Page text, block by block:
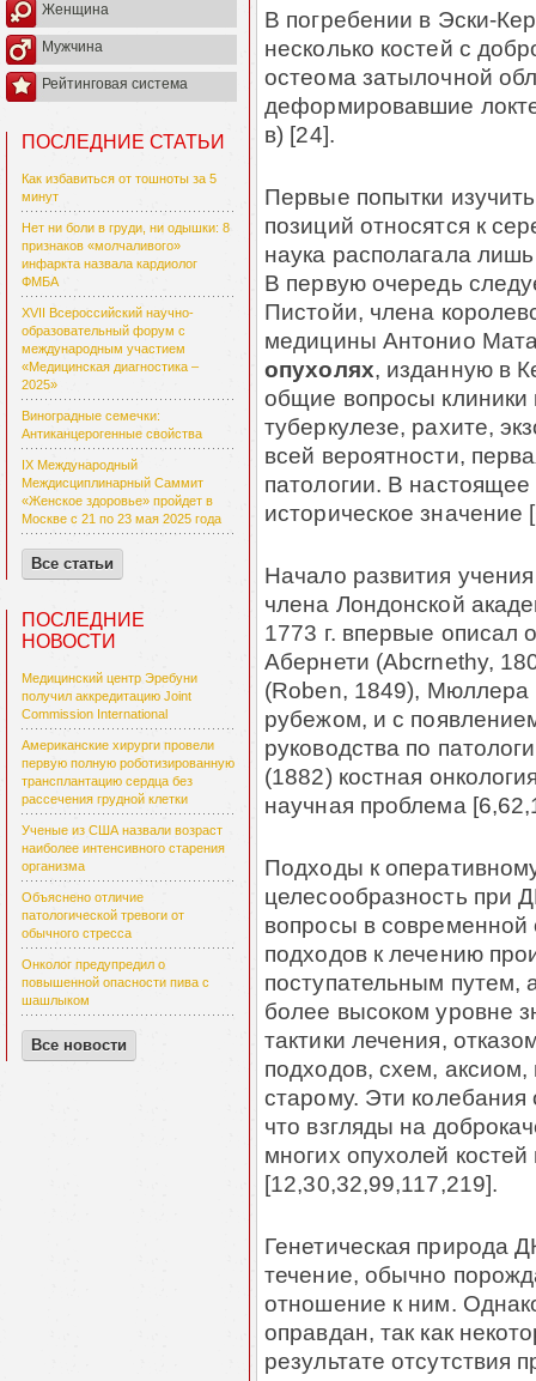
Женщина
Мужчина
Рейтинговая система
ПОСЛЕДНИЕ СТАТЬИ
Как избавиться от тошноты за 5
минут
Нет ни боли в груди, ни одышки: 8
признаков «молчаливого»
инфаркта назвала кардиолог
ФМБА
XVII Всероссийский научно-
образовательный форум с
международным участием
«Медицинская диагностика –
2025»
Виноградные семечки:
Антиканцерогенные свойства
IX Международный
Междисциплинарный Саммит
«Женское здоровье» пройдет в
Москве с 21 по 23 мая 2025 года
Все статьи
ПОСЛЕДНИЕ
НОВОСТИ
Медицинский центр Эребуни
получил аккредитацию Joint
Commission International
Американские хирурги провели
первую полную роботизированную
трансплантацию сердца без
рассечения грудной клетки
Ученые из США назвали возраст
наиболее интенсивного старения
организма
Объяснено отличие
патологической тревоги от
обычного стресса
Онколог предупредил о
повышенной опасности пива с
шашлыком
Все новости
В погребении в Эски-
несколько костей с
остеома затылочной
деформировавшие
в) [24].
Первые попытки
позиций относятся к
наука располагала
В первую очередь
Пистойи, члена
медицины Антонио
опухолях, изданную в
общие вопросы клиники
туберкулезе, рахите,
всей вероятности,
патоло­гии. В
историческое значение
Начало развития
члена Лондонской
1773 г. впервые описал
Абернети (Abcrnethy,
(Roben, 1849), Мюллера
рубежом, и с
руководства по
(1882) костная
научная проблема
Подходы к
целесообразность
вопро­сы в современной
подходов к лечению
поступательным путем,
более высо­ком уровне
тактики лечения,
подходов, схем,
старому. Эти
что взгляды на
многих опухолей
[12,30,32,99,117,219].
Генетическая природа
течение, обычно
отношение к ним.
оправдан, так как
результате отсутствия